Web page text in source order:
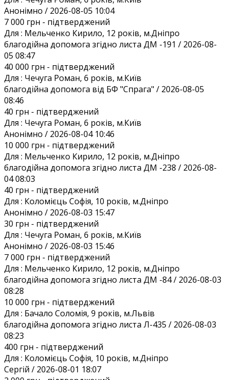
Анонiмно / 2026-08-05 10:04
7 000 грн - підтверджений
Для : Мельченко Кирило, 12 років, м.Дніпро
благодійна допомога згідно листа ДМ -191 / 2026-08-
05 08:47
40 000 грн - підтверджений
Для : Чечуга Роман, 6 років, м.Київ
благодійна допомога від БФ "Спрага" / 2026-08-05
08:46
40 грн - підтверджений
Для : Чечуга Роман, 6 років, м.Київ
Анонiмно / 2026-08-04 10:46
10 000 грн - підтверджений
Для : Мельченко Кирило, 12 років, м.Дніпро
благодійна допомога згідно листа ДМ -238 / 2026-08-
04 08:03
40 грн - підтверджений
Для : Коломієць Софія, 10 років, м.Дніпро
Анонiмно / 2026-08-03 15:47
30 грн - підтверджений
Для : Чечуга Роман, 6 років, м.Київ
Анонiмно / 2026-08-03 15:46
7 000 грн - підтверджений
Для : Мельченко Кирило, 12 років, м.Дніпро
благодійна допомога згідно листа ДМ -84 / 2026-08-03
08:28
10 000 грн - підтверджений
Для : Бачало Соломія, 9 років, м.Львів
благодійна допомога згідно листа Л-435 / 2026-08-03
08:23
400 грн - підтверджений
Для : Коломієць Софія, 10 років, м.Дніпро
Сергій / 2026-08-01 18:07